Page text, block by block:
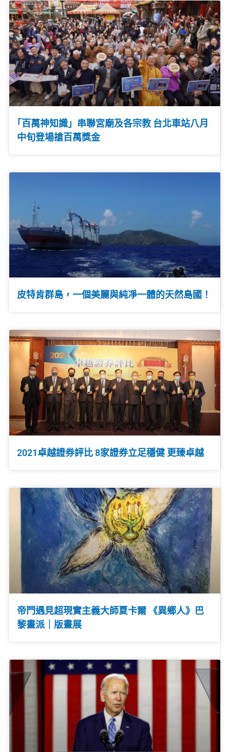
｢百萬神知識」串聯宮廟及各宗教 台北車站八月
中旬登場搶百萬獎金
皮特肯群島，一個美麗與純凈一體的天然島國！
2021卓越證券評比 8家證券立足穩健 更臻卓越
帝門遇見超現實主義大師夏卡爾 《異鄉人》巴
黎畫派｜版畫展